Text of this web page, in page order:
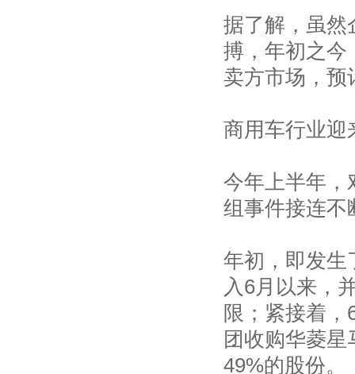
据了解，虽然
搏，年初之今
卖方市场，预
商用车行业迎
今年上半年，
组事件接连不
年初，即发生
入6月以来，
限；紧接着
团收购华菱
49%的股份。